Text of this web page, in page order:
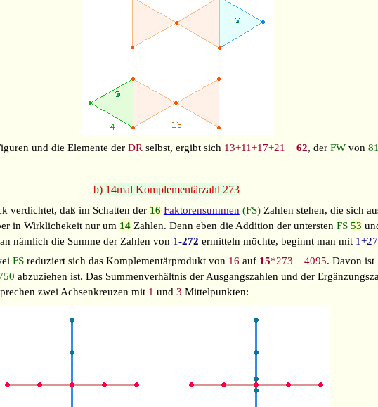
und die Elemente der DR selbst, ergibt sich 13+11+17+21 = 62, der FWvon
b) 14mal Komplementärzahl 273
verdichtet, daß im Schatten der 16 Faktorensummen (FS) Zahlen stehen, die sich
in Wirklichekeit nur um 14 Zahlen. Denn eben die Addition der unterstenFS 53
nämlich die Summe der Zahlen von 1-272 ermitteln möchte, beginnt man mit
FSreduziert sich das Komplementärprodukt von 16 auf 15*273 = 4095. Davon ist
abzuziehen ist. Das Summenverhältnis der Ausgangszahlen und der
zwei Achsenkreuzen mit 1und3 Mittelpunkten: